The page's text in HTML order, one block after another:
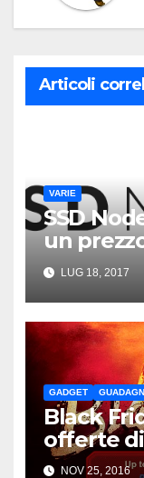
Articoli
VARIE
SSD
un
LUG 18, 2017
GADGET
Black
offerte
NOV 25, 2016